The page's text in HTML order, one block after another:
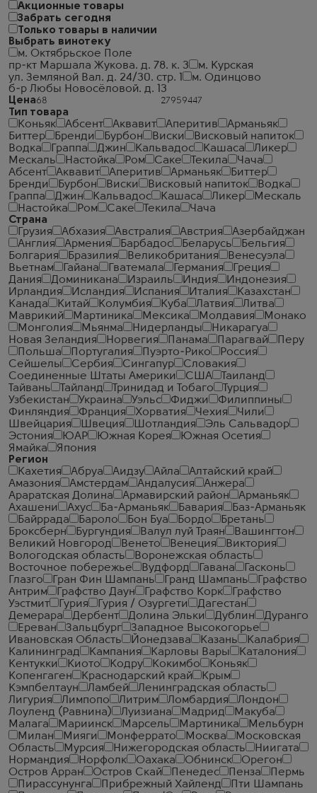
Акционные товары
Забрать сегодня
Только товары в наличии
Выбрать винотеку
м. Октябрьское Поле
пр-кт Маршала Жукова. д. 78. к. 3
м. Курская
ул. Земляной Вал. д. 24/30. стр. 1
м. Одинцово
б-р Любы Новосёловой. д. 13
Цена
Тип товара
Коньяк
Абсент Аквавит Аперитив
Арманьяк
Биттер
Бренди Бурбон Виски
Висковый напиток
Водка
Граппа Джин Кальвадос Кашаса
Ликер
Мескаль
Настойка Ром Саке Текила
Чача
Абсент
Аквавит Аперитив Арманьяк
Биттер
Бренди
Бурбон Виски Висковый напиток
Водка
Граппа
Джин Кальвадос Кашаса Ликер
Мескаль
Настойка
Ром Саке Текила
Чача
Страна
Грузия
Абхазия Австралия Австрия
Азербайджан
Англия
Армения Барбадос Беларусь
Бельгия
Болгария
Бразилия Великобритания
Венесуэла
Вьетнам
Гайана Гватемала Германия
Греция
Дания
Доминикана Израиль Индия
Индонезия
Ирландия
Исландия Испания Италия
Казахстан
Канада
Китай Колумбия Куба Латвия
Литва
Маврикий
Мартиника Мексика Молдавия
Монако
Монголия
Мьянма Нидерланды
Никарагуа
Новая Зеландия
Норвегия Панама Парагвай
Перу
Польша
Португалия Пуэрто-Рико
Россия
Сейшелы
Сербия Сингапур
Словакия
Соединенные Штаты Америки
США
Таиланд
Тайвань
Тайланд Тринидад и Тобаго
Турция
Узбекистан
Украина Уэльс Фиджи
Филиппины
Финляндия
Франция Хорватия Чехия
Чили
Швейцария
Швеция Шотландия
Эль Сальвадор
Эстония
ЮАР Южная Корея
Южная Осетия
Ямайка
Япония
Регион
Кахетия
Абруа Аидзу Айла
Алтайский край
Амазония
Амстердам Андалусия
Анжера
Араратская Долина
Армавирский район
Арманьяк
Ахашени
Ахус Ба-Арманьяк Бавария
Баз-Арманьяк
Байррада
Бароло Бон Буа Бордо
Бретань
Броксберн
Бургундия Валул луй Траян
Вашингтон
Великий Новгород
Венето Венеция
Виктория
Вологодская область
Воронежская область
Восточное побережье
Вудфорд Гавана
Гасконь
Глазго
Гран Фин Шампань Гранд Шампань
Графство
Антрим
Графство Даун Графство Корк
Графство
Уэстмит
Гурия Гурия / Озургети
Дагестан
Демерара
Дербент Долина Эльки Дублин
Дуранго
Ереван
Зальцбург
Западное Высокогорье
Ивановская Область
Йонедзава Казань
Калабрия
Калининград
Кампания Карловы Вары
Каталония
Кентукки
Киото Кодру Кокимбо
Коньяк
Копенгаген
Краснодарский край
Крым
Кэмпбелтаун
Ламбей
Ленинградская область
Лигурия
Лимпопо Литрим Ломбардия
Лондон
Лоуленд (Равнина)
Луизиана Мадрид
Макуба
Малага
Мариинск Марсель Мартиника
Мельбурн
Милан
Мияги Монферрато Москва
Московская
Область
Мурсия Нижегородская область
Ниигата
Нормандия
Норфолк Оахака Обнинск
Орегон
Остров Арран
Остров Скай Пенедес Пенза
Пермь
Пирассунунга
Прибрежный Хайленд
Пти Шампань